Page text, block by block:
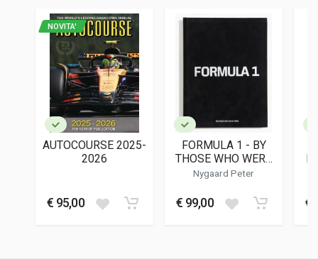
9788879118491
Giorgio Nada
LINGUA DEL TESTO
15 x 23 x 2,5 cm
NOVITA'
AUTOCOURSE 2025-
2026
€ 95,00
FORMULA 1 - BY
THOSE WHO WERE
THERE
Nygaard Peter
€ 99,00 €